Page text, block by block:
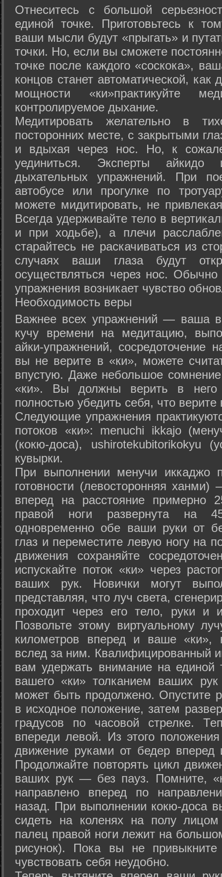
Отнеситесь с большой
единой точке. Приготовьтесь к
ваши мысли будут «прыгать» и
точки. Но, если вы сможете
точке после каждого «соскока»,
концов станет автоматической,
мощности «ки»практикуйте
контролируемое дыхание.
Медитировать желательно в
посторонних месте, с закрытыми
и вдыхая через нос. Но, к
уединиться. Эксперты айкидо
дыхательных упражнений. При
автобусе или прогулке по
можете мидитировать, не
Всегда удерживайте тело в
и при ходьбе), а плечи
старайтесь не раскачиваться из
случаях ваши глаза будут
осуществляться через нос. Обычно
упражнения возникает чувство
Необходимость веры
Важнее всех упражнений — ваша
кучу времени на медитацию,
айки-упражнений, сосредоточение
вы не верите в «ки», можете
впустую. Даже небольшое сомнение
«ки». Вы должны верить в
полностью убедить себя, что верите
Следующие упражнения
потоков «ки»: menuchi ikkajo
(кокю-доса), ushiro­tekubitori­kokyu
кувырки.
При выполнении менучи иккаджо
готовности (левосторонняя
вперед на расстояние примерно
правой ноги развернута на
одновременно обе ваши руки от
глаз и переместите левую ногу на
движения сохраняйте
испускайте поток «ки» через
ваших рук. Новички могут
представляя, что луч света,
проходит через его тело, руки и
Позвольте этому виртуальному
километров вперед и ваше «ки»,
вслед за ним. Квалифицированный
вам удержать внимание на единой
вашего «ки» толканием ваших
может быть продолжено. Опустите
в исходное положение, затем
градусов по часовой стрелке.
впереди левой. Из этого
движение руками от бедер вперед
Продолжайте повторять цикл
ваших рук — без пауз. Помните,
направлено вперед по
назад. При выполнении кокю-доса
сидеть на коленях на полу
палец правой ноги лежит на
рисунок). Пока вы не
чувствовать себя неудобно.